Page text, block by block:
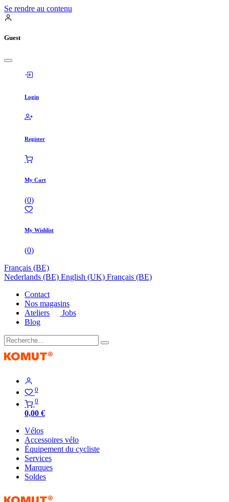
Se rendre au contenu
Guest
Login
Register
My Cart
(0)
My Wishlist
(0)
Français (BE)
Nederlands (BE) English (UK) Français (BE)
Contact
Nos magasins
Ateliers
Jobs
Blog
0
0
0,00 €
Vélos
Accessoires vélo
Équipement du cycliste
Services
Marques
Soldes